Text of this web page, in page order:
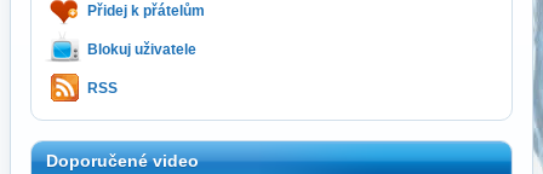
Přidej k přátelům
Blokuj uživatele
RSS
Doporučené video